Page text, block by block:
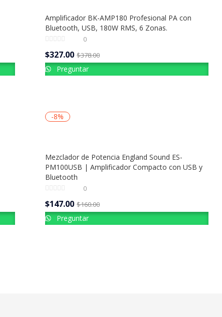
Amplificador BK-AMP180 Profesional PA con
Bluetooth, USB, 180W RMS, 6 Zonas.
0
$327.00 $378.00
Preguntar
-8%
Mezclador de Potencia England Sound ES-
PM100USB | Amplificador Compacto con USB y
Bluetooth
0
$147.00 $160.00
Preguntar